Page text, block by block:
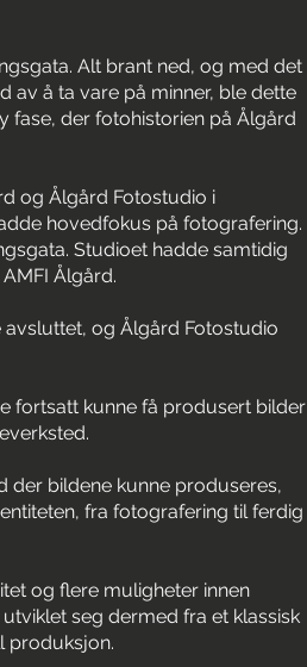
Alt brant ned, og med det
av å ta vare på minner, ble dette
fase, der fotohistorien på Ålgård
og Ålgård Fotostudio i
hovedfokus på fotografering.
Studioet hadde samtidig
Ålgård.
avsluttet, og Ålgård Fotostudio
fortsatt kunne få produsert bilder
der bildene kunne produseres,
fra fotografering til ferdig
og flere muligheter innen
seg dermed fra et klassisk
produksjon.